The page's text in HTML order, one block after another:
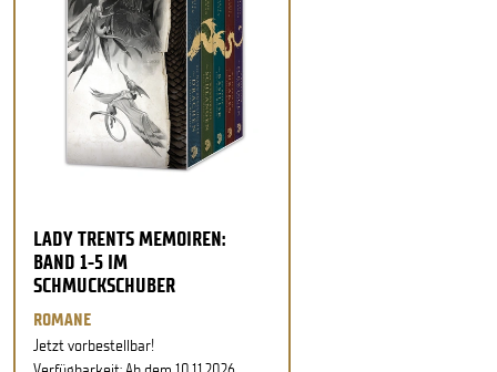
LADY TRENTS MEMOIREN:
BAND 1-5 IM
SCHMUCKSCHUBER
ROMANE
Jetzt vorbestellbar!